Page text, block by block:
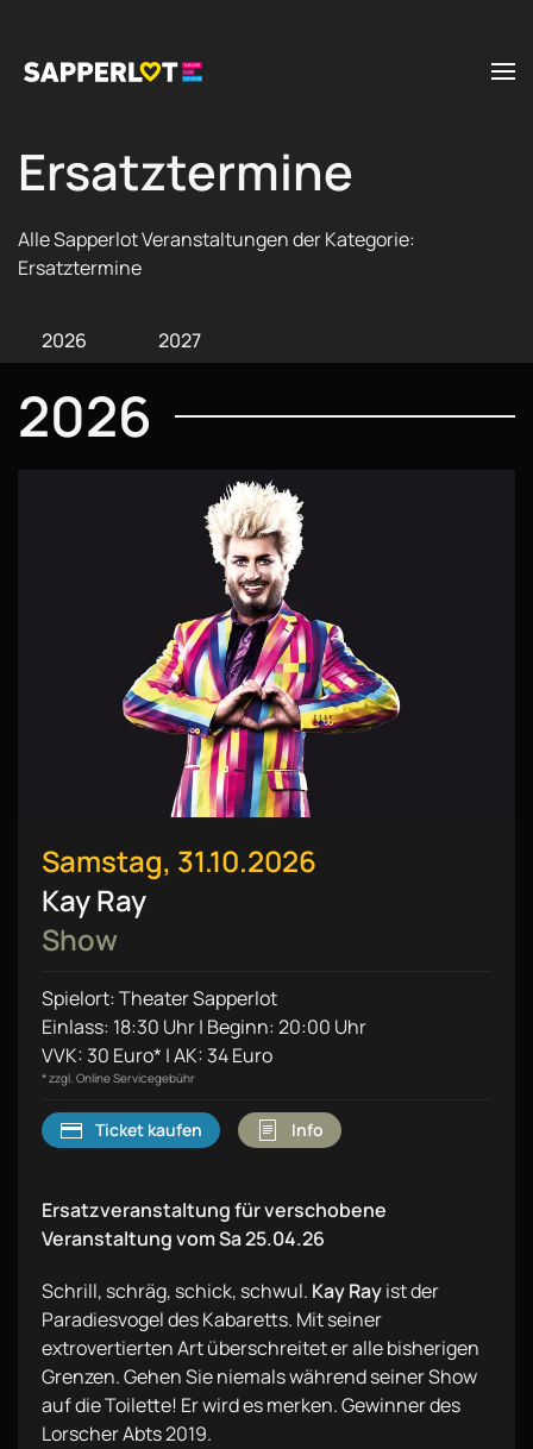
Zum Hauptinhalt springen
Ersatztermine
Alle Sapperlot Veranstaltungen der Kategorie:
Ersatztermine
2026 2027
2026
Samstag, 31.10.2026
Kay Ray
Show
Spielort: Theater Sapperlot
Einlass: 18:30 Uhr | Beginn: 20:00 Uhr
VVK: 30 Euro* | AK: 34 Euro
* zzgl. Online Servicegebühr
Ticket kaufen Info
Ersatzveranstaltung für verschobene
Veranstaltung vom Sa 25.04.26
Schrill, schräg, schick, schwul. Kay Rayist der
Paradiesvogel des Kabaretts. Mit seiner
extrovertierten Art überschreitet er alle bisherigen
Grenzen. Gehen Sie niemals während seiner Show
auf die Toilette! Er wird es merken. Gewinner des
Lorscher Abts 2019.